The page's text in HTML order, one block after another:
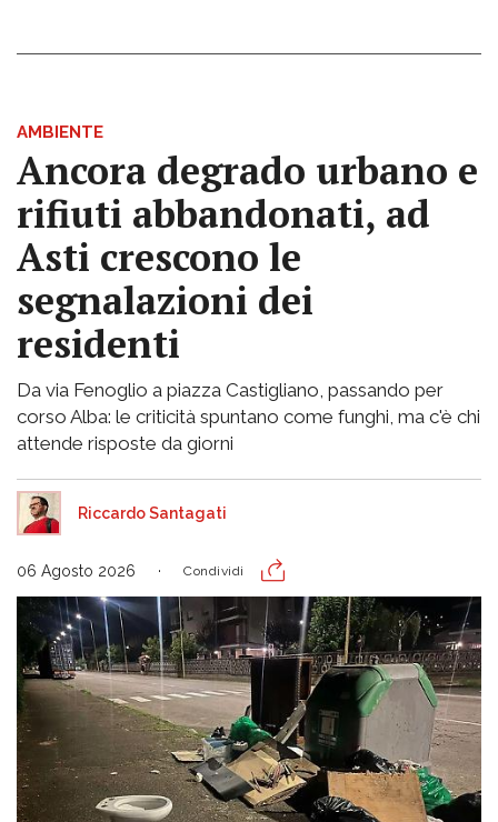
AMBIENTE
Ancora degrado urbano e
rifiuti abbandonati, ad
Asti crescono le
segnalazioni dei
residenti
Da via Fenoglio a piazza Castigliano, passando per
corso Alba: le criticità spuntano come funghi, ma c'è chi
attende risposte da giorni
Riccardo Santagati
06 Agosto 2026 Condividi